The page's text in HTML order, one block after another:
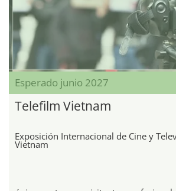
Esperado junio 2027
Telefilm Vietnam
Exposición Internacional de Cine y
Vietnam